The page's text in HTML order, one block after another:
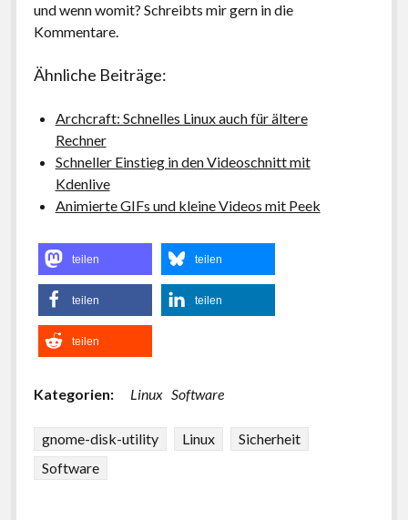
und wenn womit? Schreibts mir gern in die
Kommentare.
Ähnliche Beiträge:
Archcraft: Schnelles Linux auch für ältere
Rechner
Schneller Einstieg in den Videoschnitt mit
Kdenlive
Animierte GIFs und kleine Videos mit Peek
teilen teilen
teilen teilen
teilen
Kategorien: Linux Software
gnome-disk-utility Linux
Sicherheit
Software